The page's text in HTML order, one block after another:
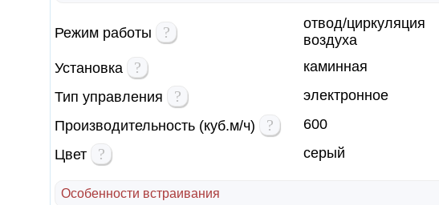
Режим работы ?
отвод/циркуляция
воздуха
Установка
?
каминная
Тип управления
?
электронное
Производительность (куб.м/ч)
?
600
Цвет
? серый
Особенности встраивания